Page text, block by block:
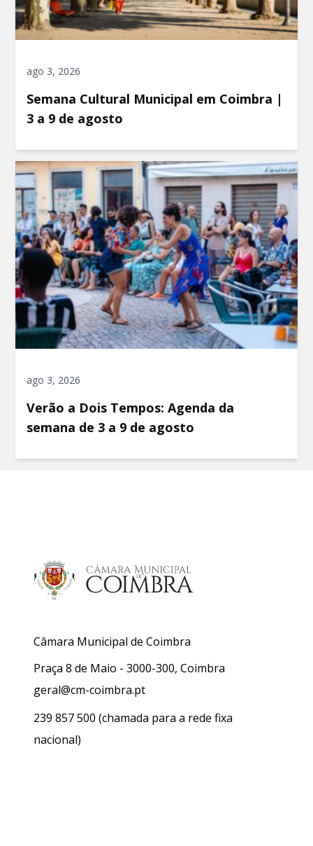
ago 3, 2026
Semana Cultural Municipal em Coimbra |
3 a 9 de agosto
ago 3, 2026
Verão a Dois Tempos: Agenda da
semana de 3 a 9 de agosto
Câmara Municipal de Coimbra
Praça 8 de Maio - 3000-300, Coimbra
geral@cm-coimbra.pt
239 857 500 (chamada para a rede fixa
nacional)